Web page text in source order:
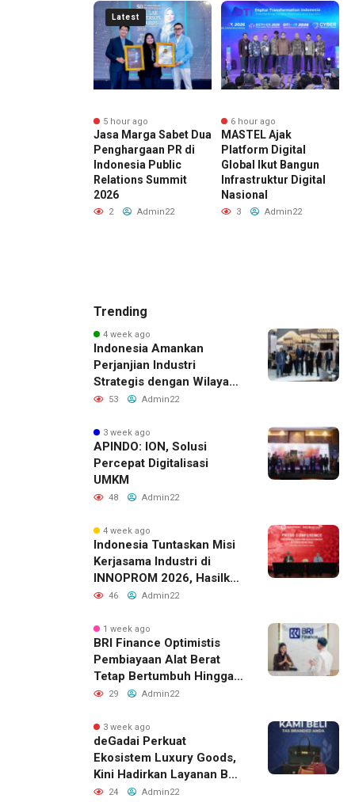
Latest
5 hour ago
Jasa Marga Sabet Dua
Penghargaan PR di
Indonesia Public
Relations Summit
2026
2 Admin22
6 hour ago
MASTEL Ajak
Platform Digital
Global Ikut Bangun
Infrastruktur Digital
Nasional
3 Admin22
Trending
4 week ago
Indonesia Amankan
Perjanjian Industri
Strategis dengan Wilayah
Sverdlovsk, Rusia untuk
53 Admin22
3 week ago
APINDO: ION, Solusi
Percepat Digitalisasi
UMKM
48 Admin22
4 week ago
Indonesia Tuntaskan Misi
Kerjasama Industri di
INNOPROM 2026, Hasilkan
Belasan Kerja Sama
46 Admin22
1 week ago
BRI Finance Optimistis
Pembiayaan Alat Berat
Tetap Bertumbuh Hingga
Akhir 2026
29 Admin22
3 week ago
deGadai Perkuat
Ekosistem Luxury Goods,
Kini Hadirkan Layanan Beli
Tas, Titip Jual, dan Gadai
24 Admin22